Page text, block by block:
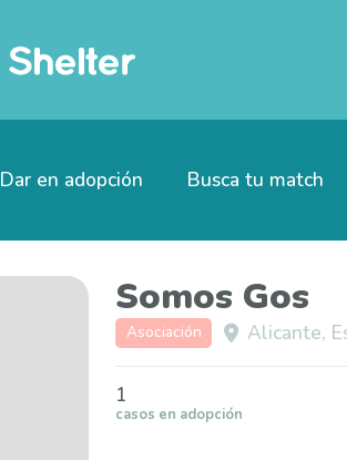
Dar en adopción Busca tu match
Somos Gos
Asociación Alicante,
1
casos en adopción